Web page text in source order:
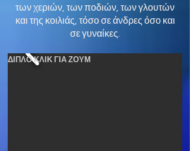
των χεριών, των ποδιών, των γλουτών
και της κοιλιάς, τόσο σε άνδρες όσο και
σε γυναίκες.
ΔΙΠΛΟ ΚΛΙΚ ΓΙΑ ΖΟΥΜ